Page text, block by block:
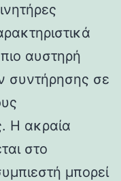
αυστηρή
συντήρησης σε
Η ακραία
στο
μπορεί